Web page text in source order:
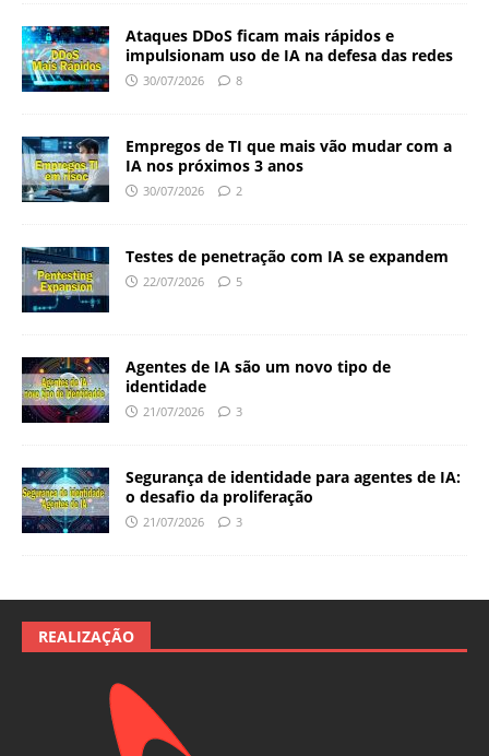
Ataques DDoS ficam mais rápidos e
impulsionam uso de IA na defesa das redes
30/07/2026 8
Empregos de TI que mais vão mudar com a
IA nos próximos 3 anos
30/07/2026 2
Testes de penetração com IA se expandem
22/07/2026 5
Agentes de IA são um novo tipo de
identidade
21/07/2026 3
Segurança de identidade para agentes de IA:
o desafio da proliferação
21/07/2026 3
REALIZAÇÃO